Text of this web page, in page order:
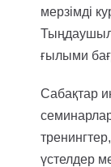
мерзімді
ғылыми
Сабақтар
үстелдер